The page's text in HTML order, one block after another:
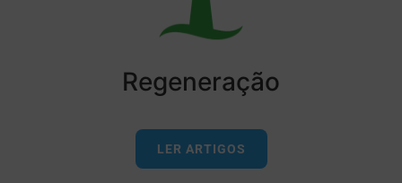
Regeneração
LER ARTIGOS